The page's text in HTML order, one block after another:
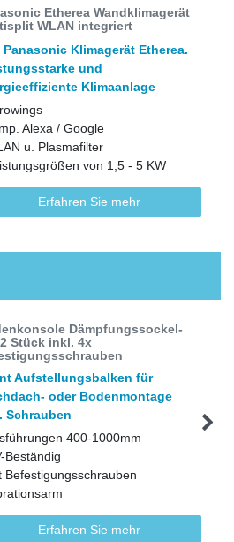
Etherea Wandklimagerät
WLAN integriert
Panasonic Klimagerät Etherea.
und
Klimaanlage
Alexa / Google
u. Plasmafilter
von 1,5 - 5 KW
Erfahren Sie mehr
Dämpfungssockel-
Stück inkl. 4x
Aufstellungsbalken für
oder Bodenmontage
Schrauben
400-1000mm
Beständig
Befestigungsschrauben
Erfahren Sie mehr